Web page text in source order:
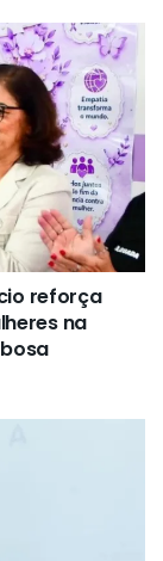
reforça
na